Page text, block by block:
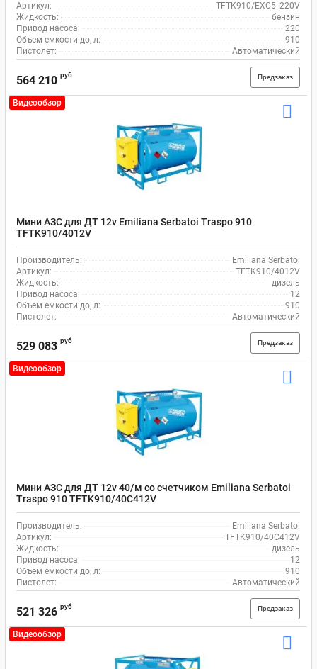
Артикул:
TFTK910/EXC5_220V
Жидкость:
бензин
Привод насоса:
220
Объем емкости до, л:
910
Пистолет:
Автоматический
564 210 руб Предзаказ
Видеообзор
Мини АЗС для ДТ 12v Emiliana Serbatoi Traspo 910
TFTK910/4012V
Производитель:
Emiliana Serbatoi
Артикул:
TFTK910/4012V
Жидкость:
дизель
Привод насоса:
12
Объем емкости до, л:
910
Пистолет:
Автоматический
529 083 руб Предзаказ
Видеообзор
Мини АЗС для ДТ 12v 40/м со счетчиком Emiliana Serbatoi
Traspo 910 TFTK910/40C412V
Производитель:
Emiliana Serbatoi
Артикул:
TFTK910/40C412V
Жидкость:
дизель
Привод насоса:
12
Объем емкости до, л:
910
Пистолет:
Автоматический
521 326 руб Предзаказ
Видеообзор